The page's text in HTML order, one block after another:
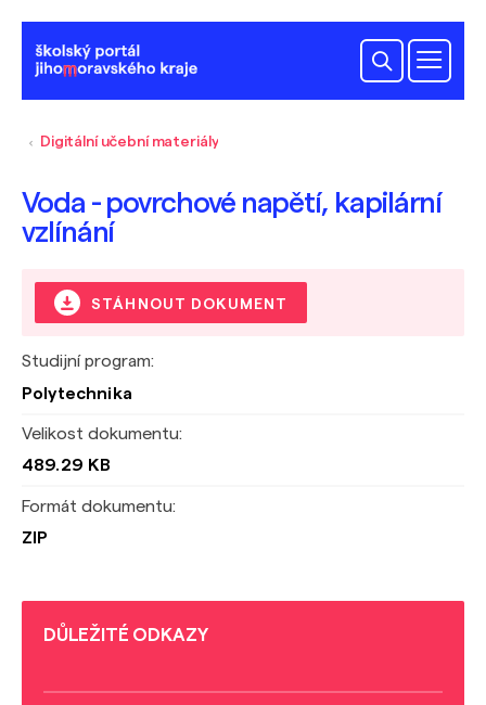
Digitální učební materiály
Voda - povrchové napětí, kapilární
vzlínání
STÁHNOUT DOKUMENT
Studijní program:
Polytechnika
Velikost dokumentu:
489.29 KB
Formát dokumentu:
ZIP
DŮLEŽITÉ ODKAZY